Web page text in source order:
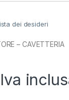
dei desideri
– CAVETTERIA
Iva